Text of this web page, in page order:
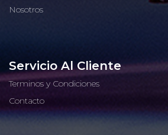
Nosotros
Servicio Al Cliente
Terminos y Condiciones
Contacto